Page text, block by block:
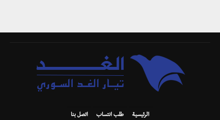
الرئيسية طلب انتساب اتصل بنا